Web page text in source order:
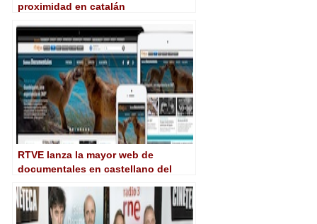
proximidad en catalán
RTVE lanza la mayor web de
documentales en castellano del
digitalizados